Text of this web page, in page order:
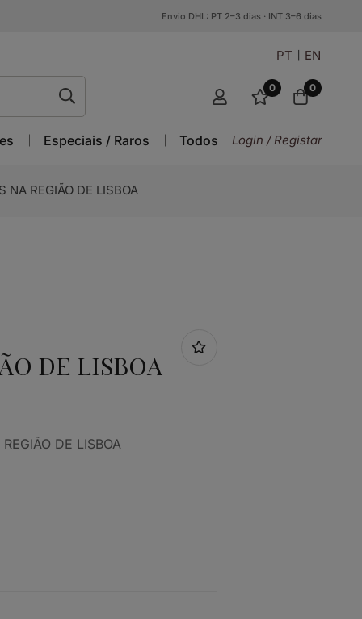
Envio DHL: PT 2–3 dias · INT 3–6 dias
PT EN
0 0
Especiais / Raros Todos Login / Registar
NA REGIÃO DE LISBOA
DE LISBOA
REGIÃO DE LISBOA